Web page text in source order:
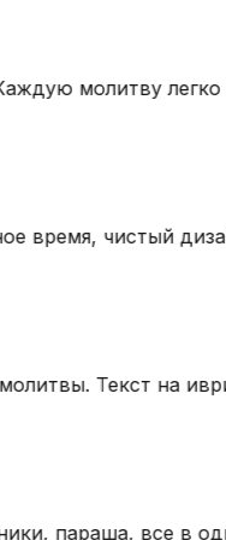
молитву легко
чистый
Текст на
параша, все в